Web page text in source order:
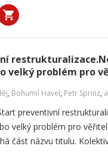
velký problém pro
, Bohumil Havel, Petr Sprinz,
preventivní
velký problém pro
část názvu titulu.